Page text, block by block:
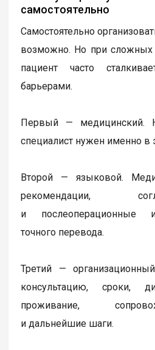
самостоятельно
Самостоятельно
возможно. Но при сложных
пациент часто
барьерами.
Первый — медицинский.
специалист нужен именно в
Второй — языковой.
рекомендации,
и послеоперационные
точного перевода.
Третий —
консультацию, сроки,
проживание,
и дальнейшие шаги.